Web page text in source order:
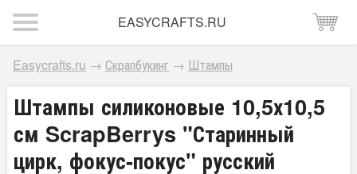
EASYCRAFTS.RU
Easycrafts.ru → Скрапбукинг → Штампы
Штампы силиконовые 10,5х10,5
см ScrapBerrys "Старинный
цирк, фокус-покус" русский